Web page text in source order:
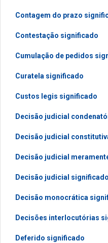
Contagem do prazo
Contestação significado
Cumulação de pedidos
Curatela significado
Custos legis significado
Decisão judicial
Decisão judicial
Decisão judicial
Decisão judicial significado
Decisão monocrática
Decisões interlocutórias
Deferido significado